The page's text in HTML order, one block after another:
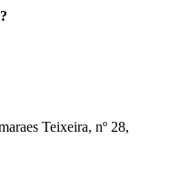
Teixeira, nº 28,